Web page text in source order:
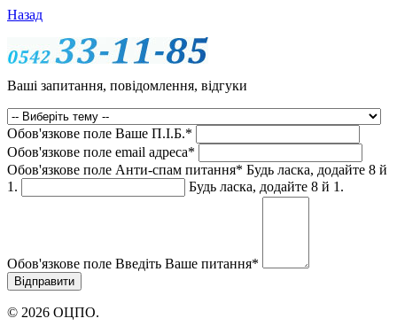
Назад
Ваші запитання, повідомлення, відгуки
Обов'язкове поле Ваше П.I.Б.*
Обов'язкове поле email адреса*
Обов'язкове поле Анти-спам питання* Будь ласка, додайте 8 й
1.
Будь ласка, додайте 8 й 1.
Обов'язкове поле Введіть Ваше питання*
© 2026 ОЦПО.